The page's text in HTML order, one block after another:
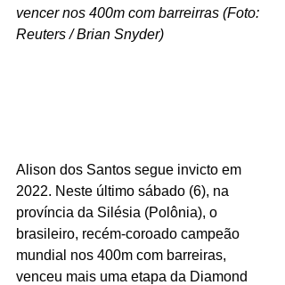
vencer nos 400m com barreirras (Foto:
Reuters / Brian Snyder)
Alison dos Santos segue invicto em
2022. Neste último sábado (6), na
província da Silésia (Polônia), o
brasileiro, recém-coroado campeão
mundial nos 400m com barreiras,
venceu mais uma etapa da Diamond